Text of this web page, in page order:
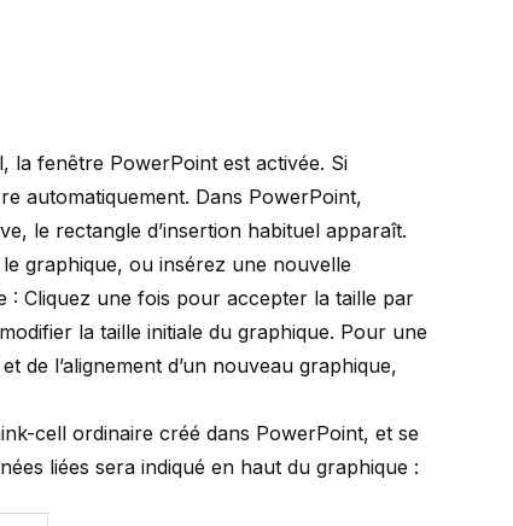
la fenêtre PowerPoint est activée. Si
automatiquement. Dans PowerPoint,
le rectangle d’insertion habituel apparaît.
graphique, ou insérez une nouvelle
: Cliquez une fois pour accepter la taille par
la taille initiale du graphique. Pour une
de l’alignement d’un nouveau graphique,
cell ordinaire créé dans PowerPoint, et se
liées sera indiqué en haut du graphique :